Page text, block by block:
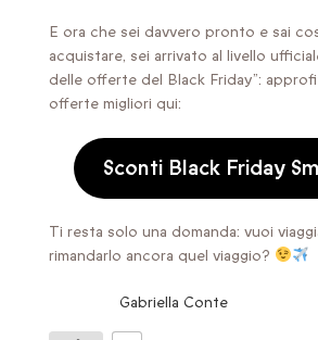
E ora che sei davvero pronto e sai
acquistare, sei arrivato al livello
delle offerte del Black Friday”:
offerte migliori qui:
Sconti Black Friday
Ti resta solo una domanda: vuoi
rimandarlo ancora quel viaggio?
Gabriella Conte